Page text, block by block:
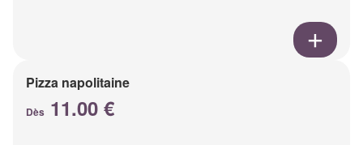
Pizza napolitaine
Dès 11.00 €